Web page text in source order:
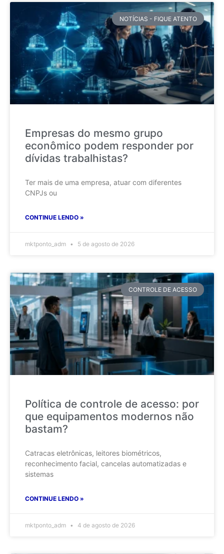
NOTÍCIAS - FIQUE ATENTO
Empresas do mesmo grupo
econômico podem responder por
dívidas trabalhistas?
Ter mais de uma empresa, atuar com diferentes
CNPJs ou
CONTINUE LENDO »
mktponto_adm 5 de agosto de 2026
CONTROLE DE ACESSO
Política de controle de acesso: por
que equipamentos modernos não
bastam?
Catracas eletrônicas, leitores biométricos,
reconhecimento facial, cancelas automatizadas e
sistemas
CONTINUE LENDO »
mktponto_adm 4 de agosto de 2026